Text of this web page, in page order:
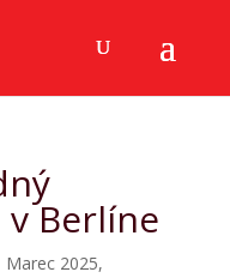
Berlíne
Marec 2025,